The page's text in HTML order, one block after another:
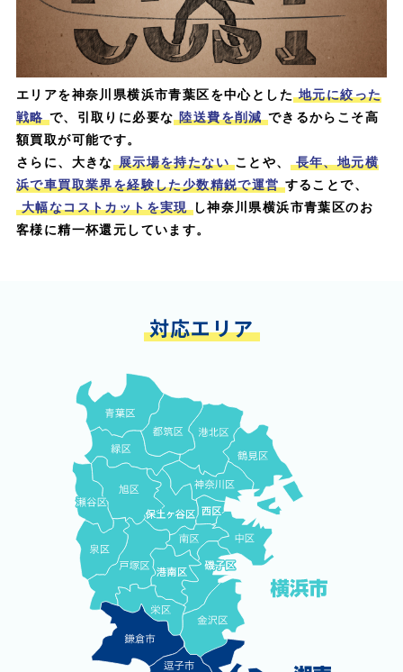
エリアを神奈川県横浜市青葉区を中心とした 地元に絞った
戦略 で、引取りに必要な 陸送費を削減 できるからこそ高
額買取が可能です。
さらに、大きな 展示場を持たない ことや、
長年、地元横
浜で車買取業界を経験した少数精鋭で運営 することで、
大幅なコストカットを実現 し神奈川県横浜市青葉区のお
客様に精一杯還元しています。
対応エリア